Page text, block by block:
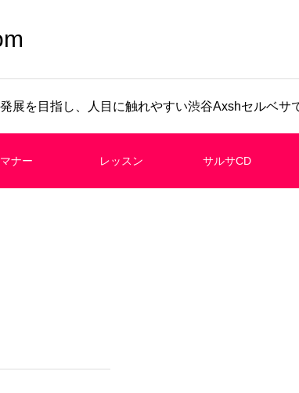
展を目指し、人目に触れやすい渋谷Axshセルベサ
マナー レッスン サルサCD